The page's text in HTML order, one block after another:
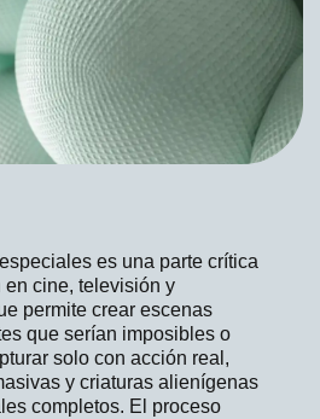
es una parte crítica
cine, televisión y
permite crear escenas
que serían imposibles o
solo con acción real,
y criaturas alienígenas
completos. El proceso